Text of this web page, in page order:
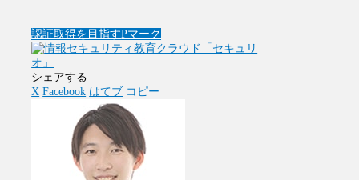
認証取得を目指すPマーク
シェアする
X Facebook はてブ コピー